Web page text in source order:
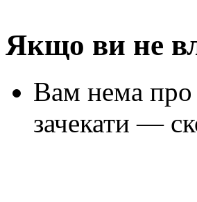
Якщо ви не
Вам нема про
зачекати —